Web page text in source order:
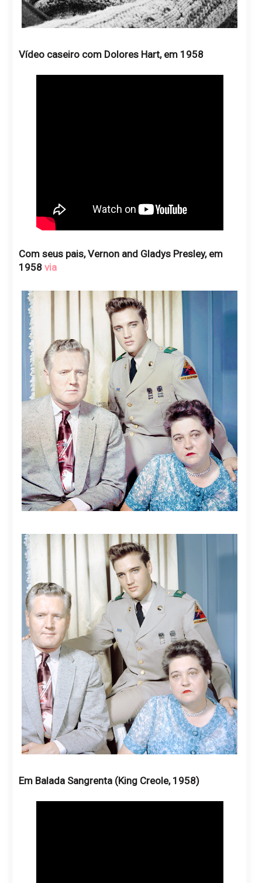
Vídeo caseiro com Dolores Hart, em 1958
Com seus pais, Vernon and Gladys Presley, em
1958 via
Em Balada Sangrenta (King Creole, 1958)